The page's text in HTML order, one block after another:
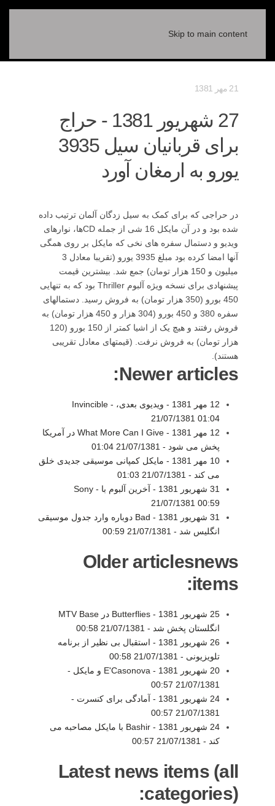
Skip to main content
21 مهر 1381
27 شهريور 1381 - حراج
برای قربانيان سيل 3935
يورو به ارمغان آورد
در حراجی که برای کمک به سيل زدگان آلمان ترتيب داده
شده بود و در آن مايکل 16 شی از جمله CDها، نوارهای
ويديو و دستمال سفره های نخی که مايکل بر روی همگی
آنها امضا کرده بود مبلغ 3935 يورو (تقريبا معادل 3
ميليون و 150 هزار تومان) جمع شد. بيشترين قيمت
پيشنهادی برای نسخه ويژه آلبوم Thriller بود که به تنهايی
450 بورو (350 هزار تومان) به فروش رسيد. دستمالهای
سفره 380 و 450 بورو (304 هزار و 450 هزار تومان) به
فروش رفتند و هيچ يک از اشيا کمتر از 150 بورو (120
هزار تومان) به فروش نرفت. (قيمتهای معادل تقريبی
هستند).
Newer articles:
12 مهر 1381 - ویدیوی بعدی، Invincible -
21/07/1381 01:04
12 مهر 1381 - What More Can I Give در آمریکا
پخش می شود - 21/07/1381 01:04
10 مهر 1381 - مایکل کمپانی موسیقی جدیدی خلق
می کند - 21/07/1381 01:03
31 شهريور 1381 - آخرين آلبوم با Sony -
21/07/1381 00:59
31 شهريور 1381 - Bad دوباره وارد جدول موسيقی
انگليس شد - 21/07/1381 00:59
Older articlesnews
items:
25 شهريور 1381 - Butterflies در MTV Base
انگلستان پخش شد - 21/07/1381 00:58
26 شهريور 1381 - استقبال بی نظير از برنامه
تلويزيونی - 21/07/1381 00:58
20 شهريور 1381 - E'Casonova و مايکل -
21/07/1381 00:57
24 شهريور 1381 - آمادگی برای کنسرت -
21/07/1381 00:57
24 شهريور 1381 - Bashir با مايکل مصاحبه می
کند - 21/07/1381 00:57
Latest news items (all
categories):